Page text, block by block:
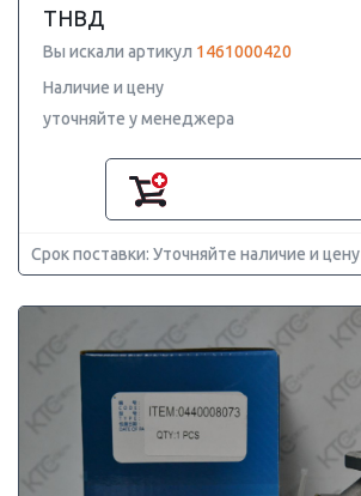
ТНВД
Вы искали артикул 1461000420
Наличие и цену
уточняйте у менеджера
Срок поставки: Уточняйте наличие и цену